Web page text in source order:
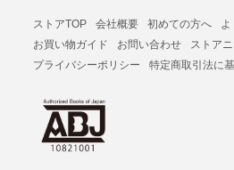
ストアTOP 会社概要 初めての方へ
よ
お買い物ガイド
お問い合わせ
ストア
プライバシーポリシー
特定商取引法に